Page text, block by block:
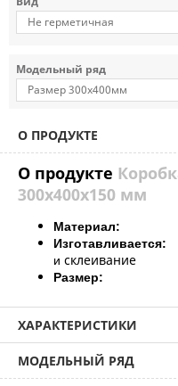
Модельный ряд
О ПРОДУКТЕ
О продукте
300х400х150 мм
Материал:
Изготавливается:
и склеивание
Размер:
ХАРАКТЕРИСТИКИ
МОДЕЛЬНЫЙ РЯД